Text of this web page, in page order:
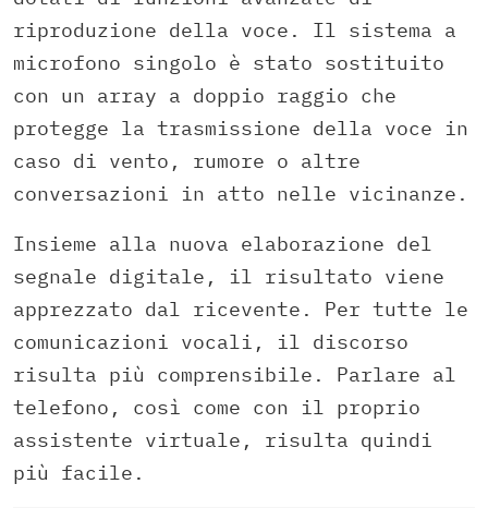
riproduzione della voce. Il sistema a
microfono singolo è stato sostituito
con un array a doppio raggio che
protegge la trasmissione della voce in
caso di vento, rumore o altre
conversazioni in atto nelle vicinanze.
Insieme alla nuova elaborazione del
segnale digitale, il risultato viene
apprezzato dal ricevente. Per tutte le
comunicazioni vocali, il discorso
risulta più comprensibile. Parlare al
telefono, così come con il proprio
assistente virtuale, risulta quindi
più facile.